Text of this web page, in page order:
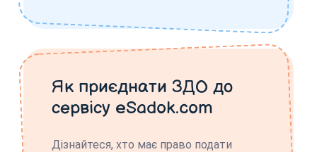
Як приєднати ЗДО до
сервісу eSadok.com
Дізнайтеся, хто має право подати